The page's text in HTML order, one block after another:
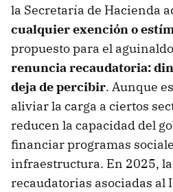
la Secretaría de Hacienda
cualquier exención o
propuesto para el
renuncia recaudatoria:
deja de percibir. Aunque
aliviar la carga a ciertos
reducen la capacidad del
financiar programas
infraestructura. En 2025,
recaudatorias asociadas al